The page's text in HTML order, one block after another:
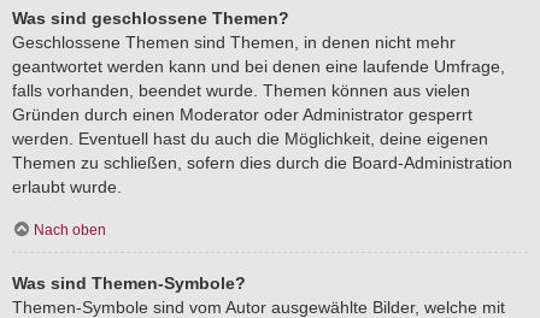
Was sind geschlossene Themen?
Geschlossene Themen sind Themen, in denen nicht mehr
geantwortet werden kann und bei denen eine laufende Umfrage,
falls vorhanden, beendet wurde. Themen können aus vielen
Gründen durch einen Moderator oder Administrator gesperrt
werden. Eventuell hast du auch die Möglichkeit, deine eigenen
Themen zu schließen, sofern dies durch die Board-Administration
erlaubt wurde.
Nach oben
Was sind Themen-Symbole?
Themen-Symbole sind vom Autor ausgewählte Bilder, welche mit